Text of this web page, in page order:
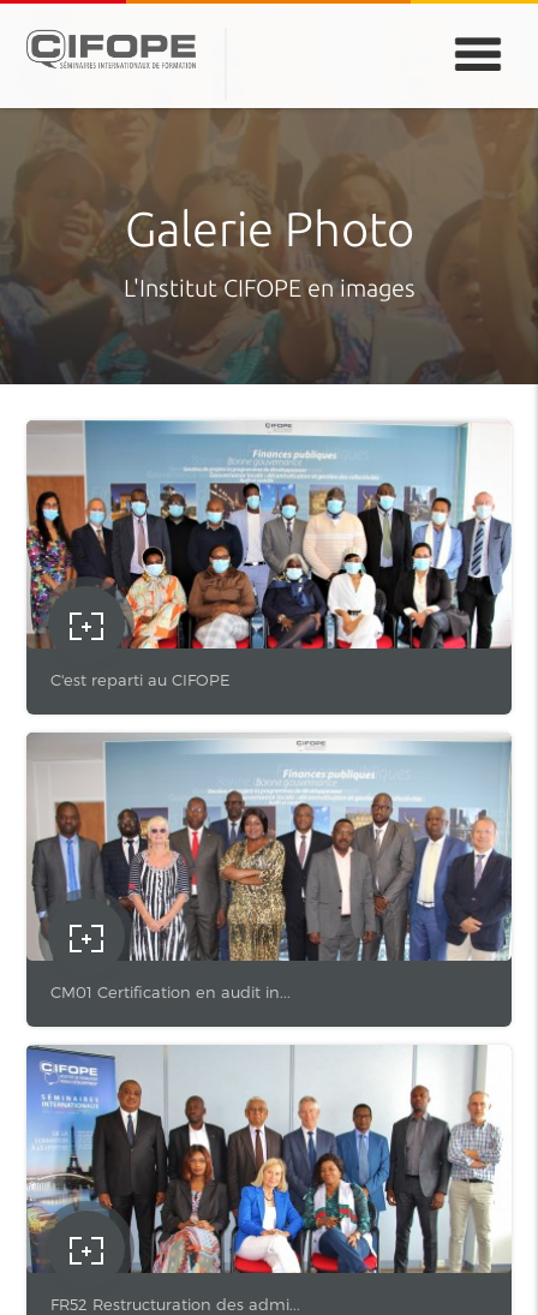
PARIS
DAKAR
MONTREAL
Galerie Photo
L'Institut CIFOPE en images
C'est reparti au CIFOPE
CM01 Certification en audit in...
FR52 Restructuration des admi...